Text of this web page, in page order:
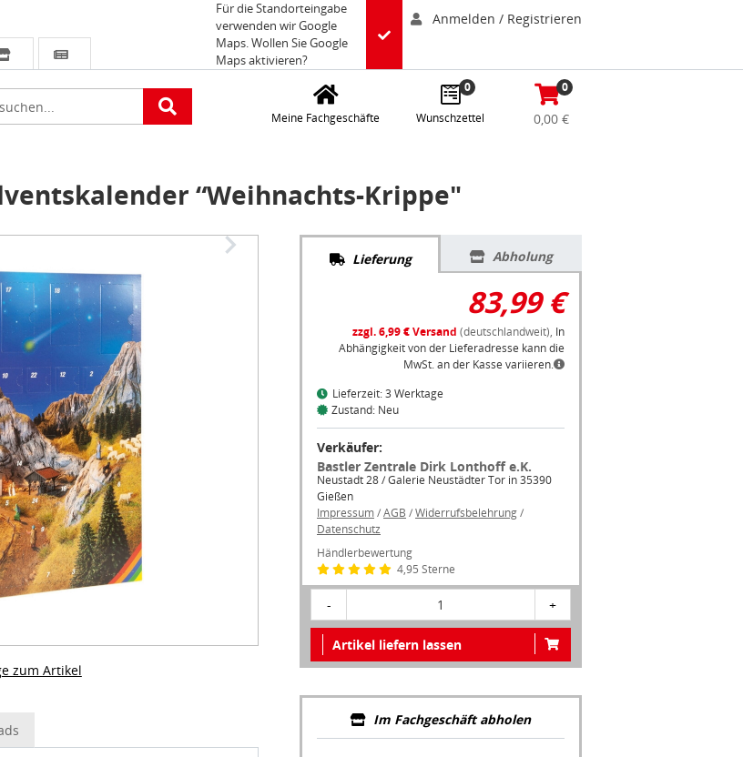
Für die Standorteingabe
verwenden wir Google
Maps. Wollen Sie Google
Maps aktivieren?
Anmelden / Registrieren
Meine Fachgeschäfte
0
Wunschzettel
0
0,00 €
“Weihnachts-Krippe"
zum Artikel
Lieferung Abholung
83,99 €
zzgl. 6,99 € Versand (deutschlandweit), In
Abhängigkeit von der Lieferadresse kann die
MwSt. an der Kasse variieren.
Lieferzeit: 3 Werktage
Zustand: Neu
Verkäufer:
Bastler Zentrale Dirk Lonthoff e.K.
Neustadt 28 / Galerie Neustädter Tor in 35390
Gießen
Impressum/AGB /Widerrufsbelehrung/
Datenschutz
Händlerbewertung
4,95 Sterne
- 1 +
Artikel liefern lassen
Im Fachgeschäft abholen